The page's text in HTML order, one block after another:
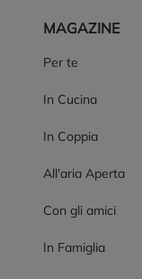
MAGAZINE
Per te
In Cucina
In Coppia
All'aria Aperta
Con gli amici
In Famiglia